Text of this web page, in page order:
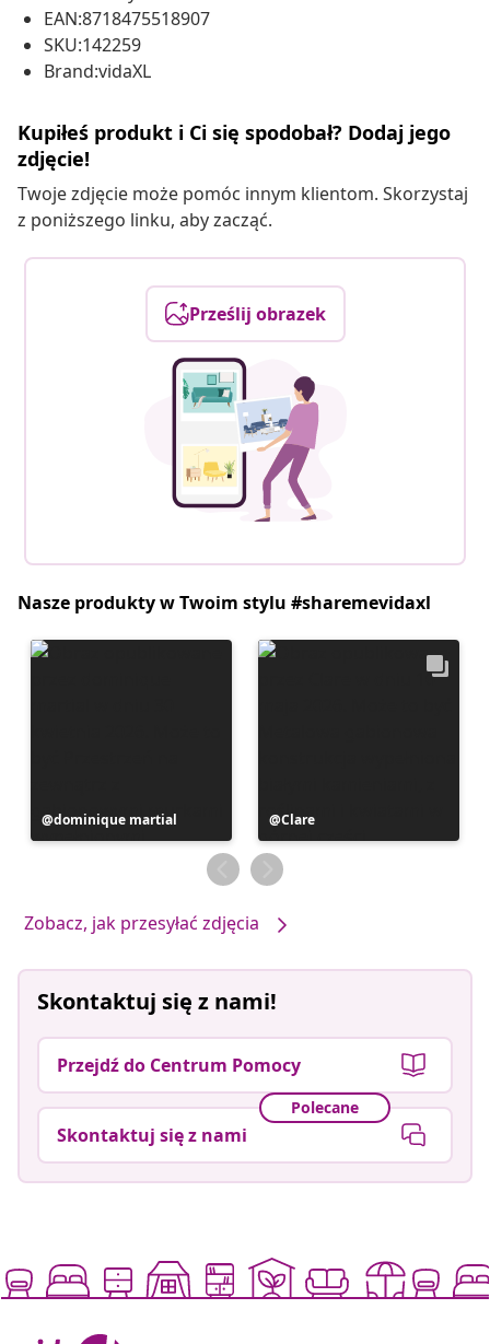
EAN:8718475518907
SKU:142259
Brand:vidaXL
Kupiłeś produkt i Ci się spodobał? Dodaj jego
zdjęcie!
Twoje zdjęcie może pomóc innym klientom. Skorzystaj
z poniższego linku, aby zacząć.
Prześlij obrazek
Nasze produkty w Twoim stylu #sharemevidaxl
Post
opublikowany
dominique martial
Post
opublikowany
przez
Clare
Zobacz, jak przesyłać zdjęcia
Skontaktuj się z nami!
Przejdź do Centrum Pomocy
Polecane
Skontaktuj się z nami